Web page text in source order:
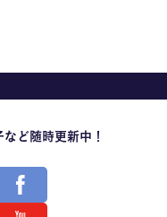
ど随時更新中！